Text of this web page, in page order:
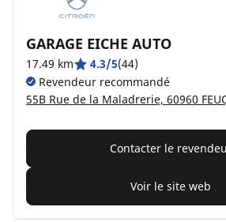
GARAGE EICHE AUTO
17.49 km 4.3/5(44)
Revendeur recommandé
55B Rue de la Maladrerie, 60960
Contacter le
Voir le site web